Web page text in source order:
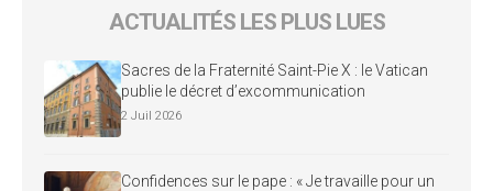
ACTUALITÉS LES PLUS LUES
Sacres de la Fraternité Saint-Pie X : le Vatican
publie le décret d’excommunication
2 Juil 2026
Confidences sur le pape : « Je travaille pour un